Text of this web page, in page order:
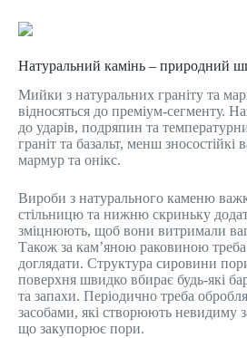
Натуральний камінь – природний
Мийки з натуральних граніту та
відносяться до преміум-сегменту.
до ударів, подряпин та
граніт та базальт, менш зносостійкі
мармур та онікс.
Вироби з натурального каменю
стільницю та нижню скриньку
зміцнюють, щоб вони витримали
Також за кам’яною раковиною
доглядати. Структура сировини
поверхня швидко вбирає будь-які
та запахи. Періодично треба
засобами, які створюють невидиму
що закупорює пори.